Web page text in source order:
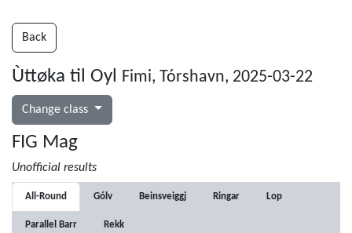
Back
Ùttøka til Oyl Fimi, Tórshavn, 2025-03-22
Change class
FIG Mag
Unofficial results
All-Round Gólv Beinsveiggj Ringar Lop
Parallel Barr Rekk